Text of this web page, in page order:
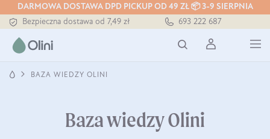
DARMOWA DOSTAWA DPD PICKUP OD 49 ZŁ 📦 3-9 SIERPNIA
Bezpieczna dostawa od 7,49 zł
Darmowa dostawa od 199 zł
Tłoczony zawsze na zimno
693 222 687
BAZA WIEDZY OLINI
Baza wiedzy Olini